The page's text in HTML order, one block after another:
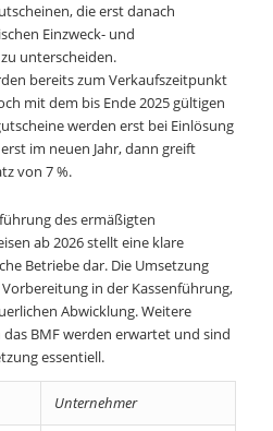
die erst danach
Einzweck- und
unterscheiden.
bereits zum Verkaufszeitpunkt
mit dem bis Ende 2025 gültigen
werden erst bei Einlösung
im neuen Jahr, dann greift
von 7 %.
des ermäßigten
ab 2026 stellt eine klare
Betriebe dar. Die Umsetzung
in der Kassenführung,
Abwicklung. Weitere
BMF werden erwartet und sind
essentiell.
Unternehmer